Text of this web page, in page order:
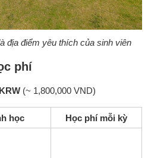
địa điểm yêu thích của sinh viên
phí
(~ 1,800,000 VND)
học Học phí mỗi kỳ